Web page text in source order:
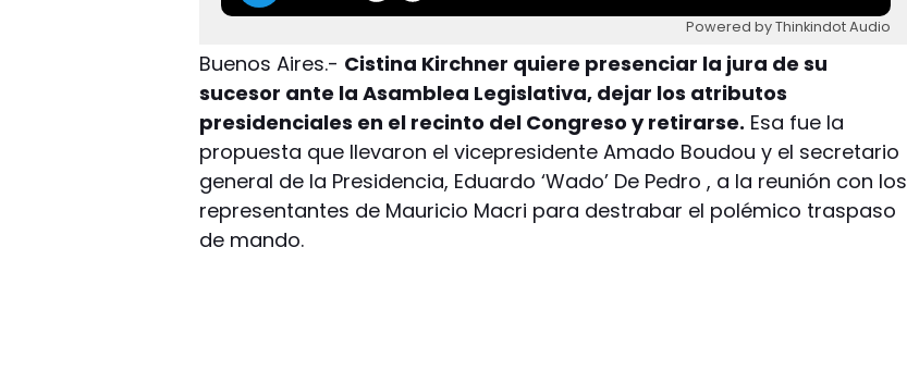
Powered by Thinkindot Audio
Buenos Aires.- Cistina Kirchner quiere presenciar la jura de su
sucesor ante la Asamblea Legislativa, dejar los atributos
presidenciales en el recinto del Congreso y retirarse. Esa fue la
propuesta que llevaron el vicepresidente Amado Boudou y el secretario
general de la Presidencia, Eduardo ‘Wado’ De Pedro , a la reunión con los
representantes de Mauricio Macri para destrabar el polémico traspaso
de mando.